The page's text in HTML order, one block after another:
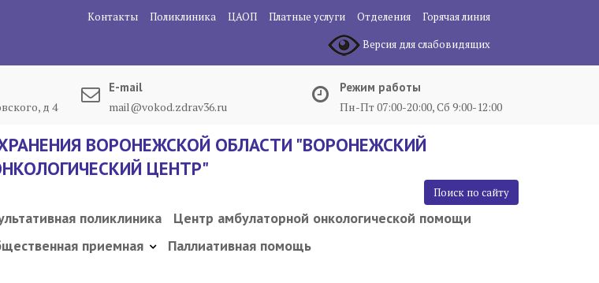
Контакты Поликлиника ЦАОП Платные услуги Отделения
Горячая линия
Версия для слабовидящих
д 4
E-mail
mail@vokod.zdrav36.ru
Режим работы
Пн-Пт 07:00-20:00, Сб 9:00-12:00
ВОРОНЕЖСКОЙ ОБЛАСТИ "ВОРОНЕЖСКИЙ
ЦЕНТР"
Поиск по сайту
поликлиника
Центр амбулаторной онкологической помощи
приемная
Паллиативная помощь